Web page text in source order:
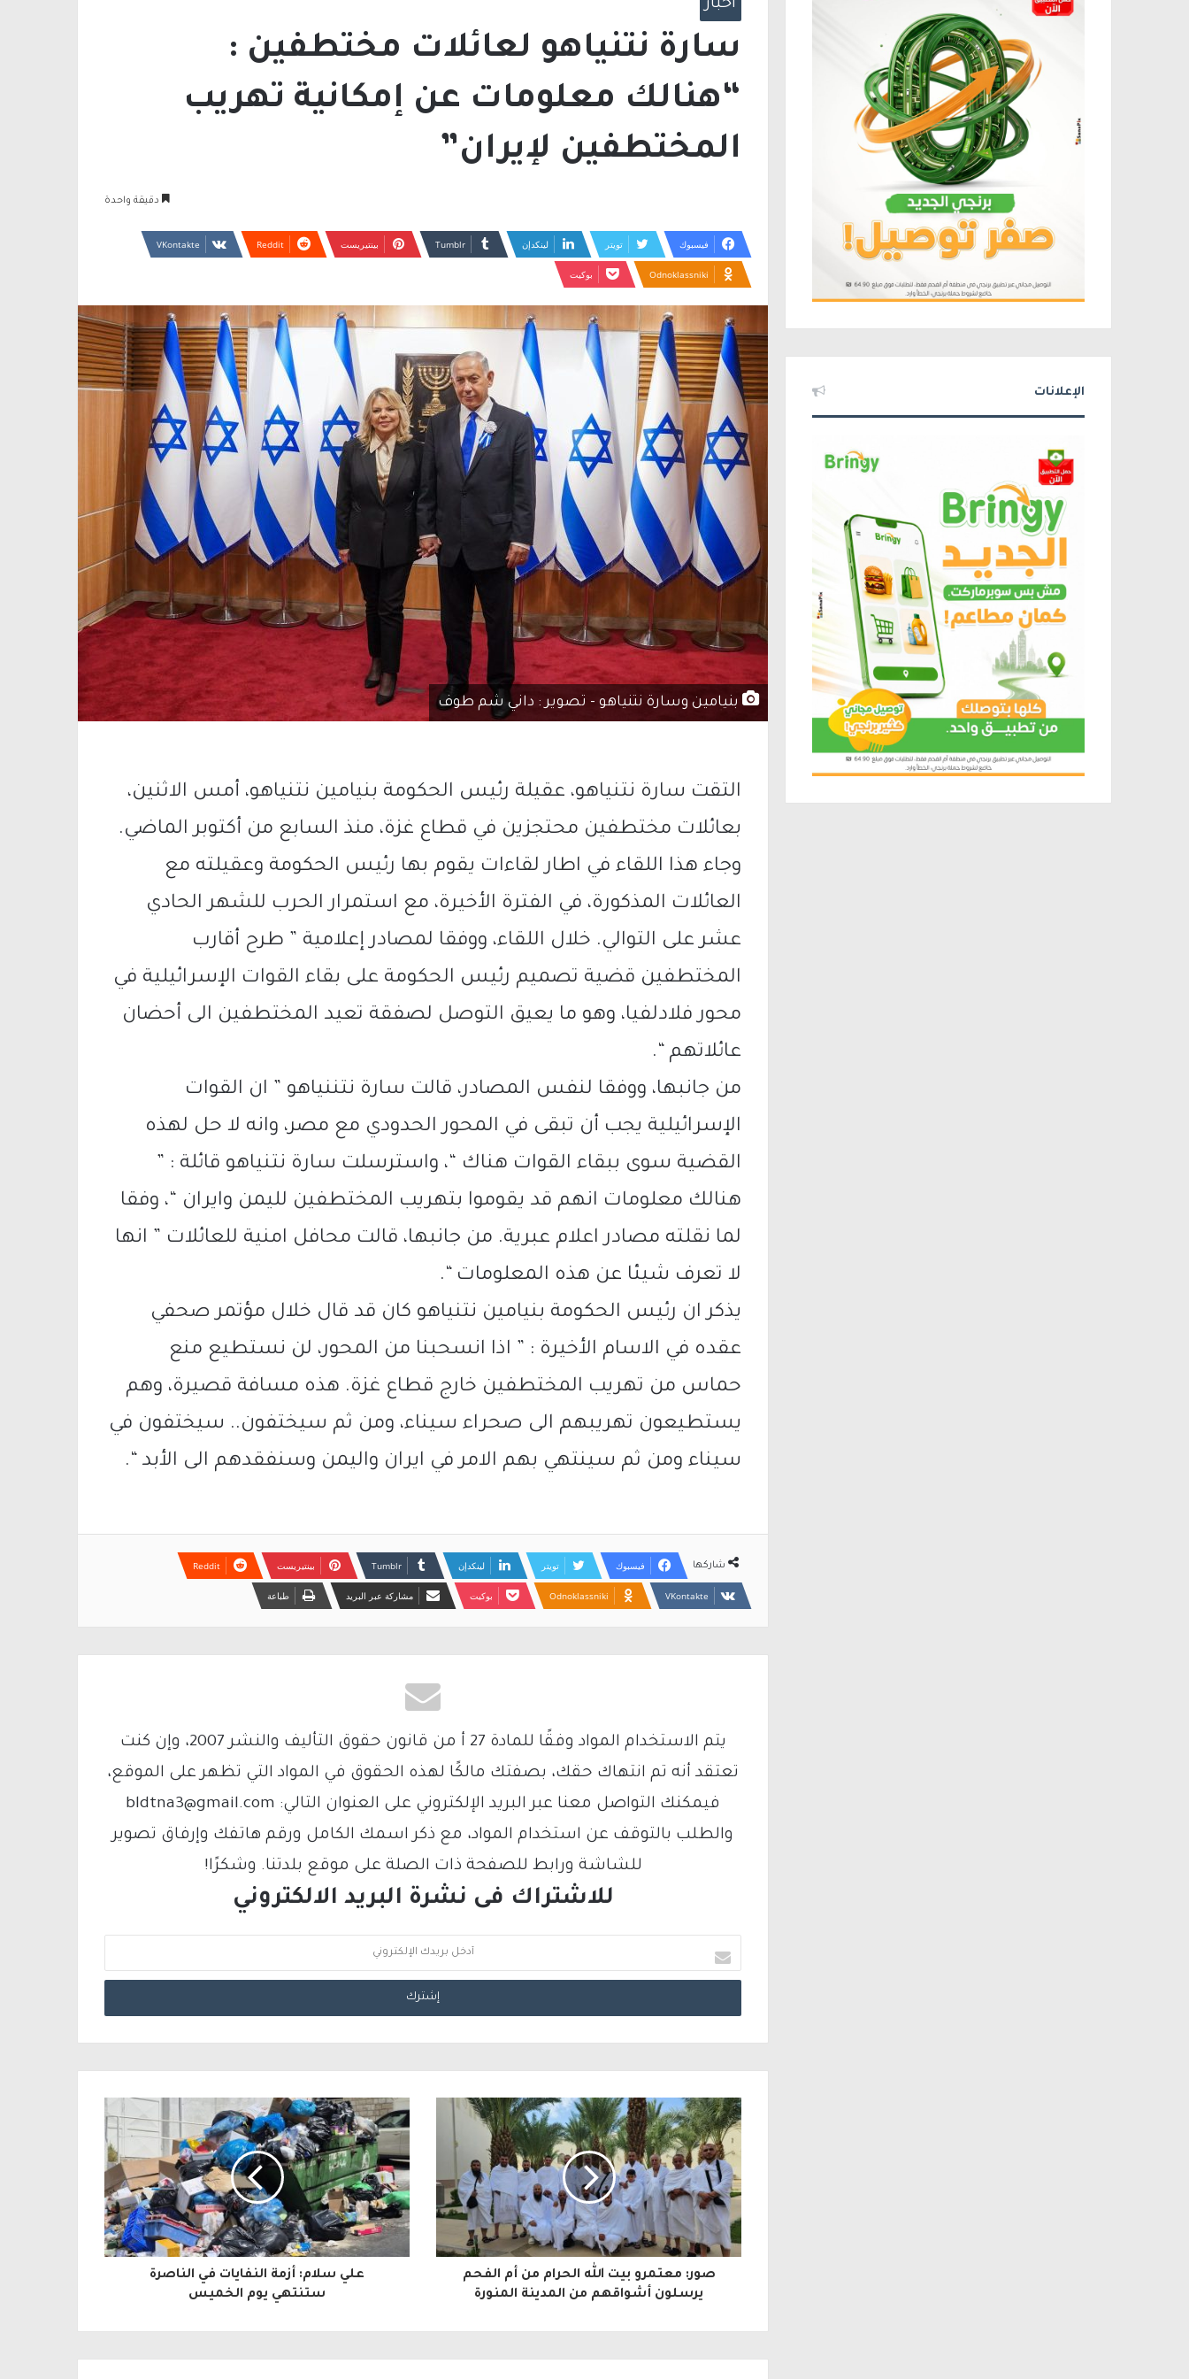
أخبار
‎⁨سارة نتنياهو لعائلات مختطفين :
“هنالك معلومات عن إمكانية تهريب
المختطفين لإيران”
دقيقة واحدة
فيسبوك تويتر لينكدإن بينتيريست
Odnoklassniki بوكيت
بنيامين وسارة نتنياهو - تصوير : داني شم طوف
التقت سارة نتنياهو، عقيلة رئيس الحكومة بنيامين نتنياهو، أمس الاثنين،
بعائلات مختطفين محتجزين في قطاع غزة، منذ السابع من أكتوبر الماضي.
وجاء هذا اللقاء في اطار لقاءات يقوم بها رئيس الحكومة وعقيلته مع
العائلات المذكورة، في الفترة الأخيرة، مع استمرار الحرب للشهر الحادي
عشر على التوالي. خلال اللقاء، ووفقا لمصادر إعلامية ” طرح أقارب
المختطفين قضية تصميم رئيس الحكومة على بقاء القوات الإسرائيلية في
محور فلادلفيا، وهو ما يعيق التوصل لصفقة تعيد المختطفين الى أحضان
عائلاتهم “.
من جانبها، ووفقا لنفس المصادر، قالت سارة نتننياهو ” ان القوات
الإسرائيلية يجب أن تبقى في المحور الحدودي مع مصر، وانه لا حل لهذه
القضية سوى ببقاء القوات هناك “، واسترسلت سارة نتنياهو قائلة : ”
هنالك معلومات انهم قد يقوموا بتهريب المختطفين لليمن وايران “، وفقا
لما نقلته مصادر اعلام عبرية. من جانبها، قالت محافل امنية للعائلات ” انها
لا تعرف شيئا عن هذه المعلومات “.
يذكر ان رئيس الحكومة بنيامين نتنياهو كان قد قال خلال مؤتمر صحفي
عقده في الاسام الأخيرة : ” اذا انسحبنا من المحور، لن نستطيع منع
حماس من تهريب المختطفين خارج قطاع غزة. هذه مسافة قصيرة، وهم
يستطيعون تهريبهم الى صحراء سيناء، ومن ثم سيختفون.. سيختفون في
سيناء ومن ثم سينتهي بهم الامر في ايران واليمن وسنفقدهم الى الأبد “.
شاركها فيسبوك تويتر لينكدإن بينتيريست
Odnoklassniki بوكيت مشاركة عبر البريد طباعة
يتم الاستخدام المواد وفقًا للمادة 27 أ من قانون حقوق التأليف والنشر 2007، وإن كنت
تعتقد أنه تم انتهاك حقك، بصفتك مالكًا لهذه الحقوق في المواد التي تظهر على الموقع،
فيمكنك التواصل معنا عبر البريد الإلكتروني على العنوان التالي: bldtna3@gmail.com
والطلب بالتوقف عن استخدام المواد، مع ذكر اسمك الكامل ورقم هاتفك وإرفاق تصوير
للشاشة ورابط للصفحة ذات الصلة على موقع بلدتنا. وشكرًا!
للاشتراك فى نشرة البريد الالكتروني
د
خ
ل
ب
ر
ي
د
ك
ل
صور: معتمرو بيت الله الحرام من أم الفحم
يرسلون أشواقهم من المدينة المنورة
علي سلام: أزمة النفايات في الناصرة
ستنتهي يوم الخميس
الإعلانات